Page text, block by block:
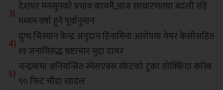
देशभर मनसुनको प्रभाव कायमै,आज साधारणतया बदली रहि
मध्यम वर्षा हुने पूर्वानुमान
दुग्ध चिस्यान केन्द्र अनुदान हिनामिना आरोपमा मेयर केसीसहित
११ जनाविरुद्ध भ्रष्टाचार मुद्दा दायर
चन्द्रमामा अनियन्त्रित स्पेसएक्स रकेटको टुक्रा ठोक्किँदा करिब
९० फिट चौडा खाडल